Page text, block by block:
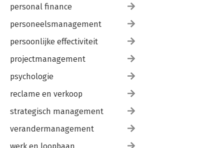
personal finance
personeelsmanagement
persoonlijke effectiviteit
projectmanagement
psychologie
reclame en verkoop
strategisch management
verandermanagement